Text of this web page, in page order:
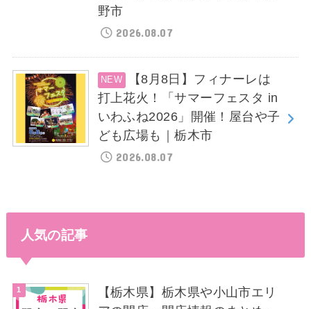
野市
2026.08.07
【8月8日】フィナーレは
打上花火！「サマーフェスタ in
いわふね2026」開催！屋台や子
ども広場も｜栃木市
2026.08.07
人気の記事
【栃木県】栃木県や小山市エリ